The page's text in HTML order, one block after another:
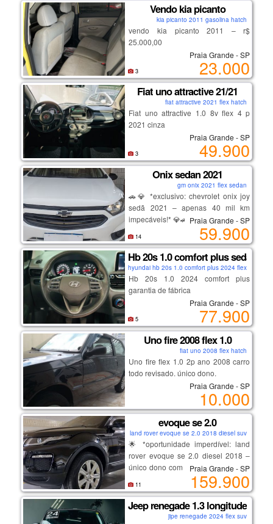
Vendo kia picanto
kia picanto 2011 gasolina hatch
vendo kia picanto 2011 – r$
25.000,00
motor 1.0 a gasolina, 121.000 km.
carro compacto, econômico e fácil
de dirigir.
manutenções recentes:
• sistema de arrefecimento revisado
• limpeza dos bicos
• pneus traseiros novos
• velas e cabos trocados
• troca de óleo e filtros realizada aos
possui vidros e travas elétricas.
apresenta algumas avarias na
lataria.
condições:
• não aceito troca nem
financiamento — somente à vista
• transferência por conta do
• dívida de documento será quitada
pelo anunciante
interessados, chamar no whatsapp
(13)982103730 nayla.
Praia Grande - SP
23.000
3
Fiat uno attractive 21/21
fiat attractive 2021 flex hatch
Fiat uno attractive 1.0 8v flex 4 p
2021 cinza
Praia Grande - SP
49.900
3
Onix sedan 2021
gm onix 2021 flex sedan
🚗💎 *exclusivo: chevrolet onix joy
sedã 2021 – apenas 40 mil km
impecáveis!* 💎🚗
se você está à procura de um carro
que une eficiência, conforto e um
design moderno, o *chevrolet onix
joy sedã 2021* é a escolha perfeita!
com apenas *40 mil km rodados*,
este sedã está em estado impecável
e pronto para te levar a novas
aventuras.
*o que torna este onix joy sedã tão
especial?*
- *motor econômico*: desempenho
que garante economia no
combustível, perfeito para o dia a
dia e viagens longas.
- *espaço interno generoso*:
conforto para todos os passageiros,
com um porta-malas espaçoso para
todas as suas necessidades.
- *design moderno*: linhas
elegantes e sofisticadas que fazem
Praia Grande - SP
59.900
14
Hb 20s 1.0 comfort plus sedan
hyundai hb 20s 1.0 comfort plus 2024 flex sedan
Hb 20s 1.0 2024 comfort plus
garantia de fábrica
Praia Grande - SP
77.900
5
Uno fire 2008 flex 1.0
fiat uno 2008 flex hatch
Uno fire flex 1.0 2p ano 2008 carro
todo revisado. único dono.
Praia Grande - SP
10.000
evoque se 2.0
land rover evoque se 2.0 2018 diesel suv
🌟 *oportunidade imperdível: land
rover evoque se 2.0 diesel 2018 –
único dono com apenas 84 mil km!*
se você está em busca de um suv
que combina sofisticação, potência
Praia Grande - SP
159.900
11
Jeep renegade 1.3 longitude
jipe renegade 2024 flex suv